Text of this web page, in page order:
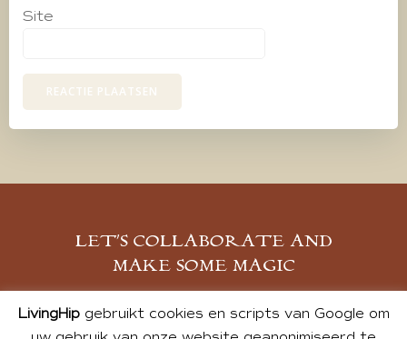
Site
LET’S COLLABORATE AND
MAKE SOME MAGIC
MELD JE AAN
LivingHipgebruikt cookies en scripts van Google om